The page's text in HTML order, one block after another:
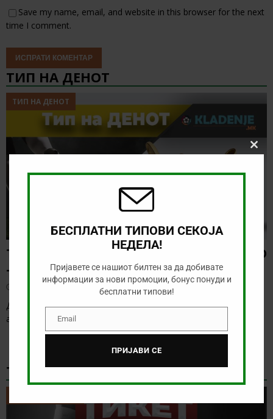
Save my name, email, and website in this browser for the next
time I comment.
ТИП НА ДЕНОТ
ТИП НА ДЕНОТ
ТИП НА ДЕНОТ (08.08.2026, 21:00) ГРЕМИО
– САО ПАОЛО
август 8, 2026
Денес нема голема понуда за обложување, а ние ќе го
анализираме дуелот од бразилското првенство
ТИКЕТ НА ДЕНОТ
БЕСПЛАТНИ ТИПОВИ СЕКОЈА
НЕДЕЛА!
Пријавете се нашиот билтен за да добивате
информации за нови промоции, бонус понуди и
бесплатни типови!
EmailEmail
ПРИЈАВИ СЕ